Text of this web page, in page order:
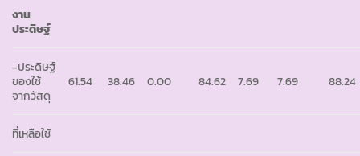
งาน
ประดิษฐ์
-ประดิษฐ์
ของใช้
จากวัสดุ
61.54 38.46 0.00 84.62 7.69 7.69 88.24
ที่เหลือใช้